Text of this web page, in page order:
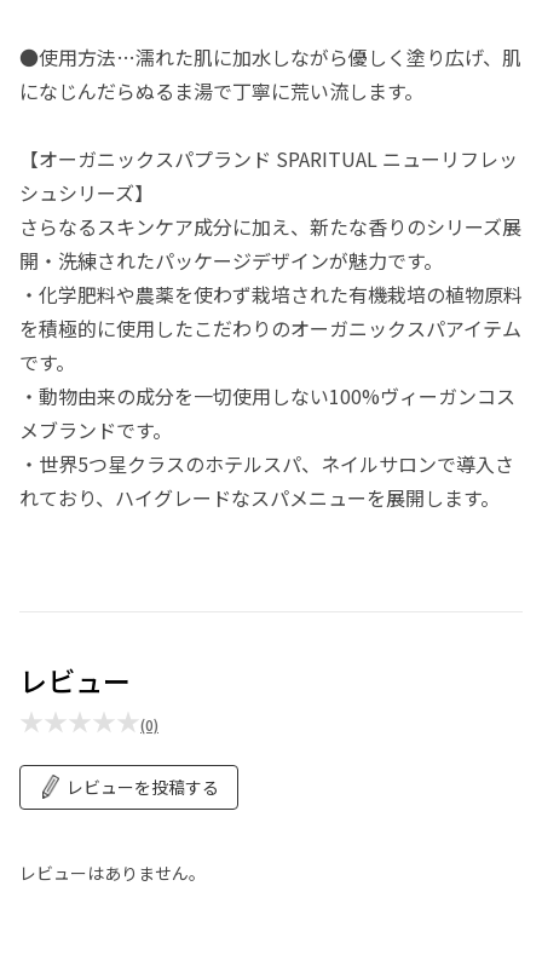
●使用方法…濡れた肌に加水しながら優しく塗り広げ、肌
になじんだらぬるま湯で丁寧に荒い流します。
【オーガニックスパプランド SPARITUAL ニューリフレッ
シュシリーズ】
さらなるスキンケア成分に加え、新たな香りのシリーズ展
開・洗練されたパッケージデザインが魅力です。
・化学肥料や農薬を使わず栽培された有機栽培の植物原料
を積極的に使用したこだわりのオーガニックスパアイテム
です。
・動物由来の成分を一切使用しない100%ヴィーガンコス
メブランドです。
・世界5つ星クラスのホテルスパ、ネイルサロンで導入さ
れており、ハイグレードなスパメニューを展開します。
レビュー
★★★★★(0)
レビューを投稿する
レビューはありません。